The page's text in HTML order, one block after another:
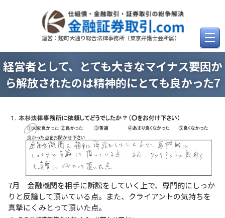
運営：麹町大通り総合法律事務所（東京弁護士会所属）
経営者として、とても大きなマイナス要因か
ら解放されたのは精神的にとても良かった7
7月 金融機関を相手に訴訟をしていく上で、専門的にしっか
りと反論して頂いている点。また、クライアントの気持ちを
真摯にくみとって頂いた点。